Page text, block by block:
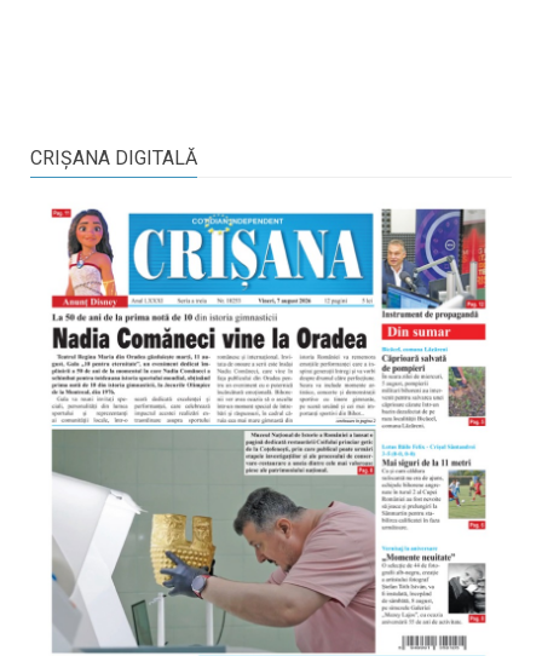
CRIŞANA DIGITALĂ